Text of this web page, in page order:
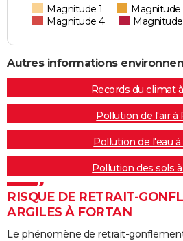
Magnitude 1 Magnitude
Magnitude 4
Autres informations
Records du climat
Pollution de l'air à
Pollution de l'eau
Pollution des sols
RISQUE DE RETRAIT-
ARGILES À FORTAN
Le phénomène de retrait-